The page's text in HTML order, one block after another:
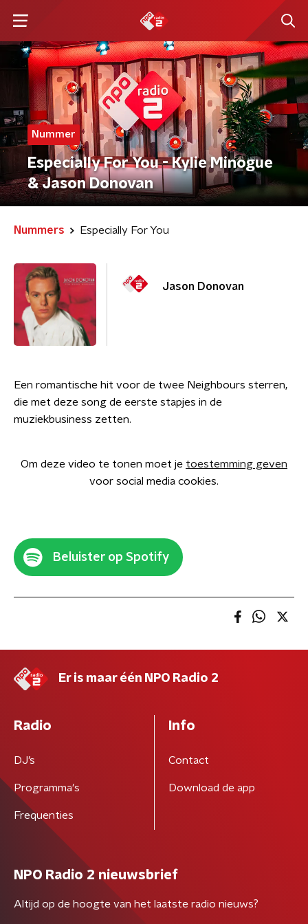
Nummer
Especially For You - Kylie Minogue
& Jason Donovan
Nummers Especially For You
Jason Donovan
Een romantische hit voor de twee Neighbours sterren,
die met deze song de eerste stapjes in de
muziekbusiness zetten.
Om deze video te tonen moet je toestemming geven
voor social media cookies.
Beluister op Spotify
Er is maar één NPO Radio 2
Radio
DJ’s
Programma's
Frequenties
Info
Contact
Download de app
NPO Radio 2 nieuwsbrief
Altijd op de hoogte van het laatste radio nieuws?